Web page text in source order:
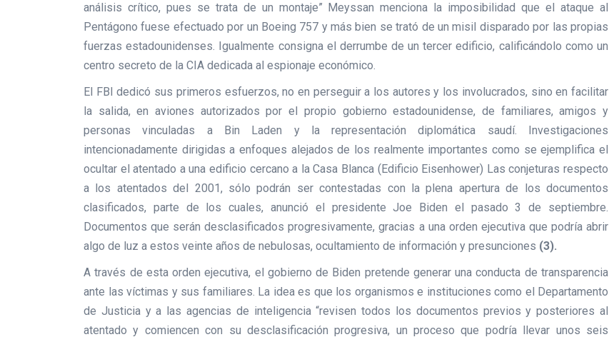
análisis crítico, pues se trata de un montaje” Meyssan menciona la imposibilidad que el ataque al
Pentágono fuese efectuado por un Boeing 757 y más bien se trató de un misil disparado por las propias
fuerzas estadounidenses. Igualmente consigna el derrumbe de un tercer edificio, calificándolo como un
centro secreto de la CIA dedicada al espionaje económico.
El FBI dedicó sus primeros esfuerzos, no en perseguir a los autores y los involucrados, sino en facilitar
la salida, en aviones autorizados por el propio gobierno estadounidense, de familiares, amigos y
personas vinculadas a Bin Laden y la representación diplomática saudí. Investigaciones
intencionadamente dirigidas a enfoques alejados de los realmente importantes como se ejemplifica el
ocultar el atentado a una edificio cercano a la Casa Blanca (Edificio Eisenhower) Las conjeturas respecto
a los atentados del 2001, sólo podrán ser contestadas con la plena apertura de los documentos
clasificados, parte de los cuales, anunció el presidente Joe Biden el pasado 3 de septiembre.
Documentos que serán desclasificados progresivamente, gracias a una orden ejecutiva que podría abrir
algo de luz a estos veinte años de nebulosas, ocultamiento de información y presunciones (3).
A través de esta orden ejecutiva, el gobierno de Biden pretende generar una conducta de transparencia
ante las víctimas y sus familiares. La idea es que los organismos e instituciones como el Departamento
de Justicia y a las agencias de inteligencia “revisen todos los documentos previos y posteriores al
atentado y comiencen con su desclasificación progresiva, un proceso que podría llevar unos seis